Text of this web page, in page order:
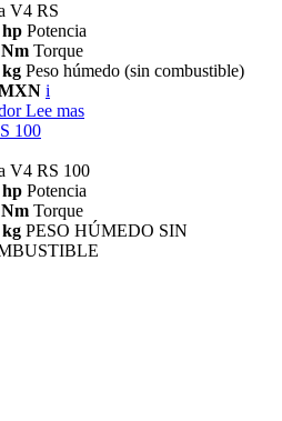
V4 RS
hp Potencia
Nm Torque
kg Peso húmedo (sin combustible)
i
Lee mas
100
V4 RS 100
hp Potencia
Nm Torque
kg PESO HÚMEDO SIN